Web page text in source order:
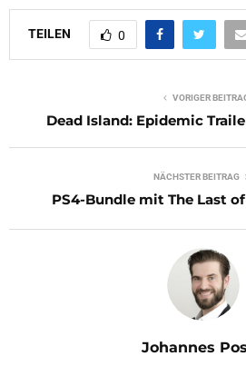
TEILEN 0
VORIGER
Dead Island: Epidemic
NÄCHSTER BEITRAG
PS4-Bundle mit The Last
Johannes